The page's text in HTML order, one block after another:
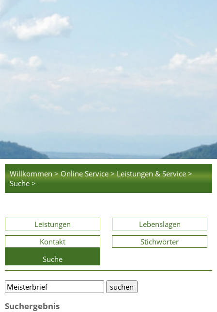
Willkommen > Online Service > Leistungen & Service >
Suche >
Leistungen
Lebenslagen
Kontakt
Stichwörter
Suche
Suchergebnis